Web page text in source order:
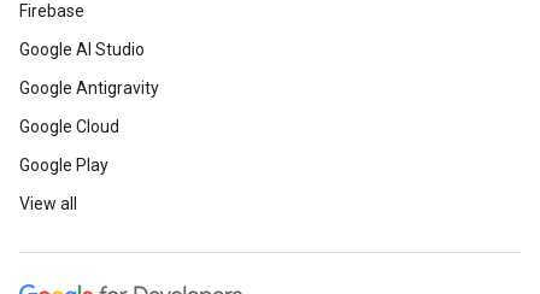
Firebase
Google AI Studio
Google Antigravity
Google Cloud
Google Play
View all